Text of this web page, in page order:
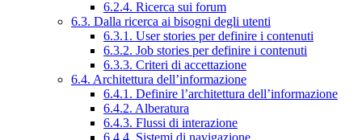
6.2.4. Ricerca sui forum
6.3. Dalla ricerca ai bisogni degli utenti
6.3.1. User stories per definire i contenuti
6.3.2. Job stories per definire i contenuti
6.3.3. Criteri di accettazione
6.4. Architettura dell’informazione
6.4.1. Definire l’architettura dell’informazione
6.4.2. Alberatura
6.4.3. Flussi di interazione
6.4.4. Sistemi di navigazione